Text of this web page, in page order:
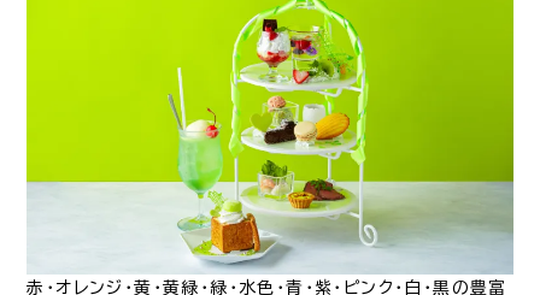
赤・オレンジ・黄・黄緑・緑・水色・青・紫・ピンク・白・黒の豊富